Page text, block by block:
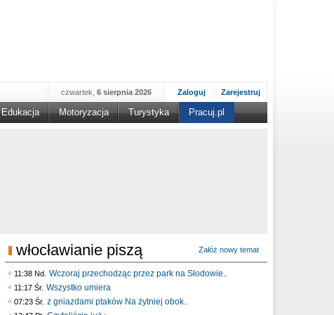
Zaloguj Zarejestruj
czwartek, 6 sierpnia 2026
Edukacja Motoryzacja Turystyka Pracuj.pl
włocławianie piszą Załóż nowy temat
11:38 Nd. Wczoraj przechodząc przez park na Słodowie..
11:17 Śr. Wszystko umiera
07:23 Śr. z gniazdami ptaków Na żytniej obok..